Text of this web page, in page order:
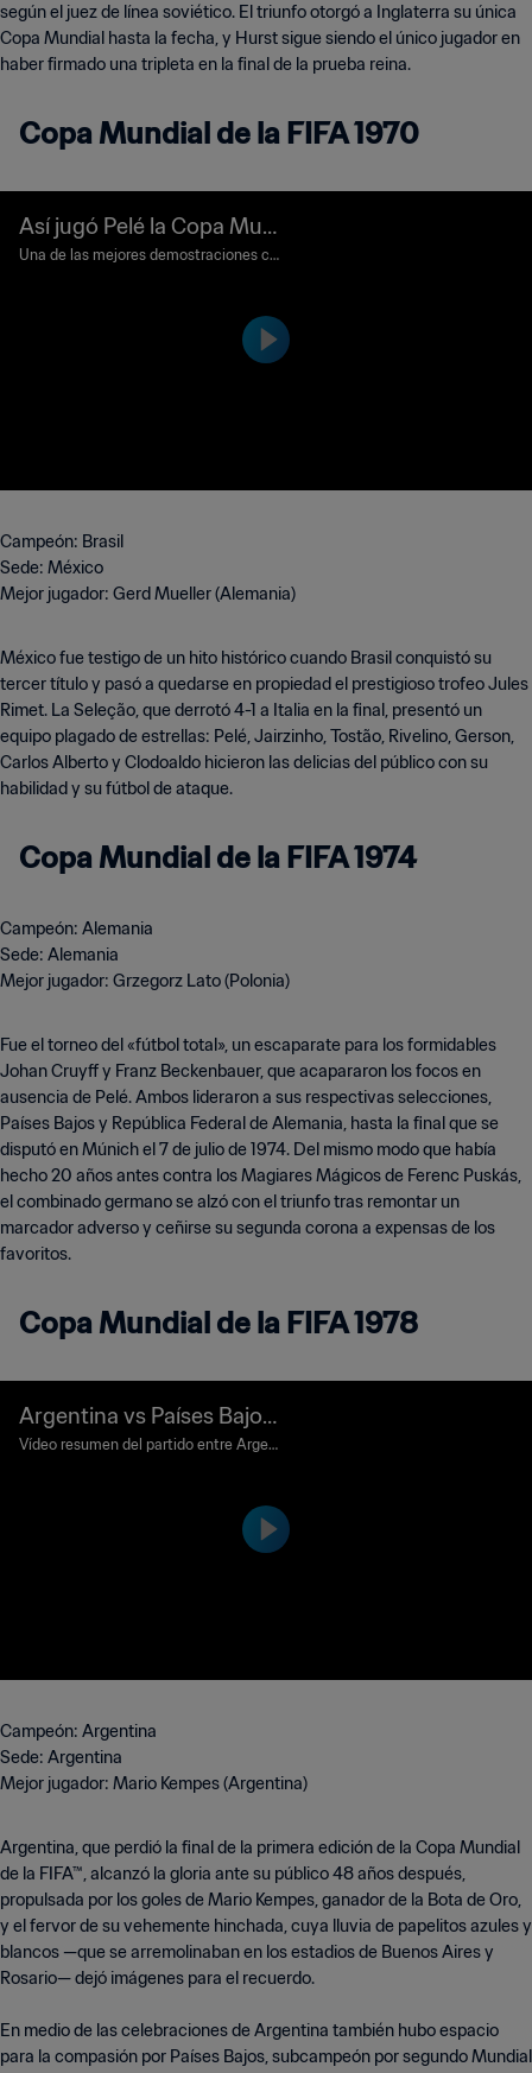
según el juez de línea soviético. El triunfo otorgó a Inglaterra su única
Copa Mundial hasta la fecha, y Hurst sigue siendo el único jugador en
haber firmado una tripleta en la final de la prueba reina.
Copa Mundial de la FIFA 1970
Así jugó Pelé la Copa Mun
dial de la FIFA México 1970
Una de las mejores demostraciones col
Campeón: Brasil
Sede: México
Mejor jugador: Gerd Mueller (Alemania)
México fue testigo de un hito histórico cuando Brasil conquistó su
tercer título y pasó a quedarse en propiedad el prestigioso trofeo Jules
Rimet. La Seleção, que derrotó 4-1 a Italia en la final, presentó un
equipo plagado de estrellas: Pelé, Jairzinho, Tostão, Rivelino, Gerson,
Carlos Alberto y Clodoaldo hicieron las delicias del público con su
habilidad y su fútbol de ataque.
Copa Mundial de la FIFA 1974
Campeón: Alemania
Sede: Alemania
Mejor jugador: Grzegorz Lato (Polonia)
Fue el torneo del «fútbol total», un escaparate para los formidables
Johan Cruyff y Franz Beckenbauer, que acapararon los focos en
ausencia de Pelé. Ambos lideraron a sus respectivas selecciones,
Países Bajos y República Federal de Alemania, hasta la final que se
disputó en Múnich el 7 de julio de 1974. Del mismo modo que había
hecho 20 años antes contra los Magiares Mágicos de Ferenc Puskás,
el combinado germano se alzó con el triunfo tras remontar un
marcador adverso y ceñirse su segunda corona a expensas de los
favoritos.
Copa Mundial de la FIFA 1978
Argentina vs Países Bajos |
Final | Copa Mundial de la
Vídeo resumen del partido entre Argent
Campeón: Argentina
Sede: Argentina
Mejor jugador: Mario Kempes (Argentina)
Argentina, que perdió la final de la primera edición de la Copa Mundial
de la FIFA™, alcanzó la gloria ante su público 48 años después,
propulsada por los goles de Mario Kempes, ganador de la Bota de Oro,
y el fervor de su vehemente hinchada, cuya lluvia de papelitos azules y
blancos —que se arremolinaban en los estadios de Buenos Aires y
Rosario— dejó imágenes para el recuerdo.
En medio de las celebraciones de Argentina también hubo espacio
para la compasión por Países Bajos, subcampeón por segundo Mundial